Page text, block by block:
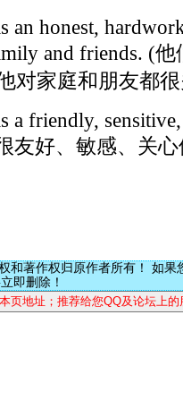
honest,
and friends. (
对家庭和朋友都
friendly, sensitive,
友好、敏感、关
著作权归原作者所有！ 如果
即删除！